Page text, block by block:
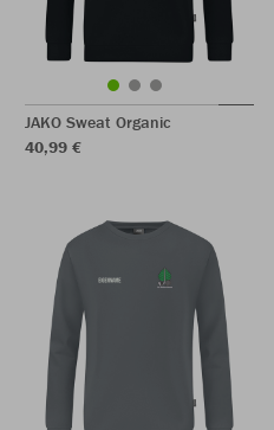
JAKO Sweat Organic
40,99 €